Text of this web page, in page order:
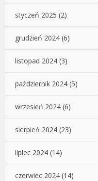
styczeń 2025 (2)
grudzień 2024 (6)
listopad 2024 (3)
październik 2024 (5)
wrzesień 2024 (6)
sierpień 2024 (23)
lipiec 2024 (14)
czerwiec 2024 (14)